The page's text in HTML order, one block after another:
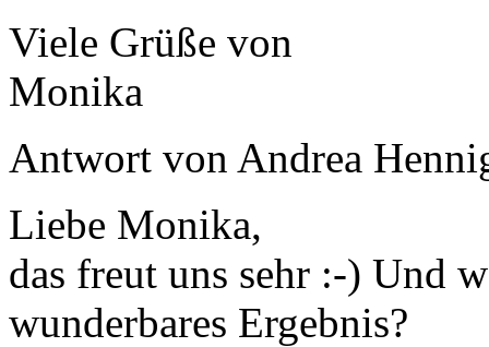
Viele Grüße von
Monika
Antwort von Andrea
Liebe Monika,
das freut uns sehr :-) Und
wunderbares Ergebnis?